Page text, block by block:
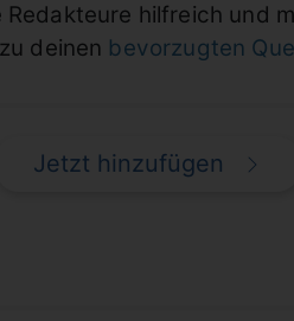
hilfreich und
deinen bevorzugten
Jetzt hinzufügen